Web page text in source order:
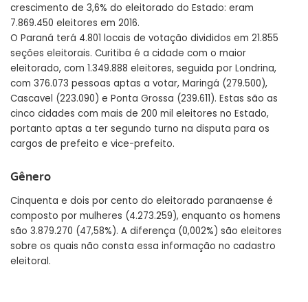
crescimento de 3,6% do eleitorado do Estado: eram
7.869.450 eleitores em 2016.
O Paraná terá 4.801 locais de votação divididos em 21.855
seções eleitorais. Curitiba é a cidade com o maior
eleitorado, com 1.349.888 eleitores, seguida por Londrina,
com 376.073 pessoas aptas a votar, Maringá (279.500),
Cascavel (223.090) e Ponta Grossa (239.611). Estas são as
cinco cidades com mais de 200 mil eleitores no Estado,
portanto aptas a ter segundo turno na disputa para os
cargos de prefeito e vice-prefeito.
Gênero
Cinquenta e dois por cento do eleitorado paranaense é
composto por mulheres (4.273.259), enquanto os homens
são 3.879.270 (47,58%). A diferença (0,002%) são eleitores
sobre os quais não consta essa informação no cadastro
eleitoral.